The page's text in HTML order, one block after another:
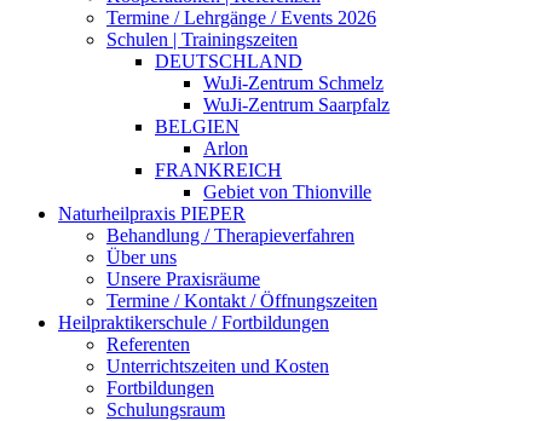
Termine / Lehrgänge / Events 2026
Schulen | Trainingszeiten
DEUTSCHLAND
WuJi-Zentrum Schmelz
WuJi-Zentrum Saarpfalz
BELGIEN
Arlon
FRANKREICH
Gebiet von Thionville
Naturheilpraxis PIEPER
Behandlung / Therapieverfahren
Über uns
Unsere Praxisräume
Termine / Kontakt / Öffnungszeiten
Heilpraktikerschule / Fortbildungen
Referenten
Unterrichtszeiten und Kosten
Fortbildungen
Schulungsraum